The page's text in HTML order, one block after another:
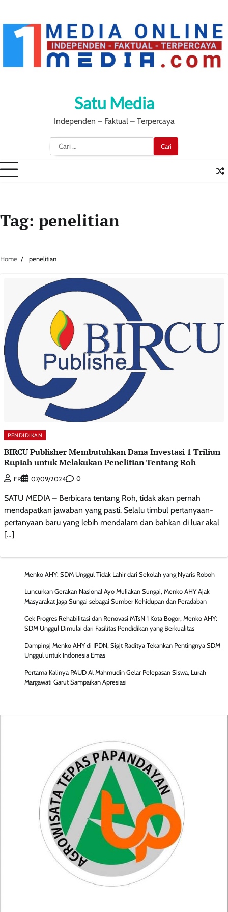
content
Satu Media
Independen – Faktual – Terpercaya
Cari
untuk:
Tag: penelitian
Home penelitian
PENDIDIKAN
BIRCU Publisher Membutuhkan Dana Investasi 1 Triliun
Rupiah untuk Melakukan Penelitian Tentang Roh
FR 07/09/2024 0
SATU MEDIA – Berbicara tentang Roh, tidak akan pernah
mendapatkan jawaban yang pasti. Selalu timbul pertanyaan-
pertanyaan baru yang lebih mendalam dan bahkan di luar akal
[…]
Menko AHY: SDM Unggul Tidak Lahir dari Sekolah yang Nyaris Roboh
Luncurkan Gerakan Nasional Ayo Muliakan Sungai, Menko AHY Ajak
Masyarakat Jaga Sungai sebagai Sumber Kehidupan dan Peradaban
Cek Progres Rehabilitasi dan Renovasi MTsN 1 Kota Bogor, Menko AHY:
SDM Unggul Dimulai dari Fasilitas Pendidikan yang Berkualitas
Dampingi Menko AHY di IPDN, Sigit Raditya Tekankan Pentingnya SDM
Unggul untuk Indonesia Emas
Pertama Kalinya PAUD Al Mahmudin Gelar Pelepasan Siswa, Lurah
Margawati Garut Sampaikan Apresiasi